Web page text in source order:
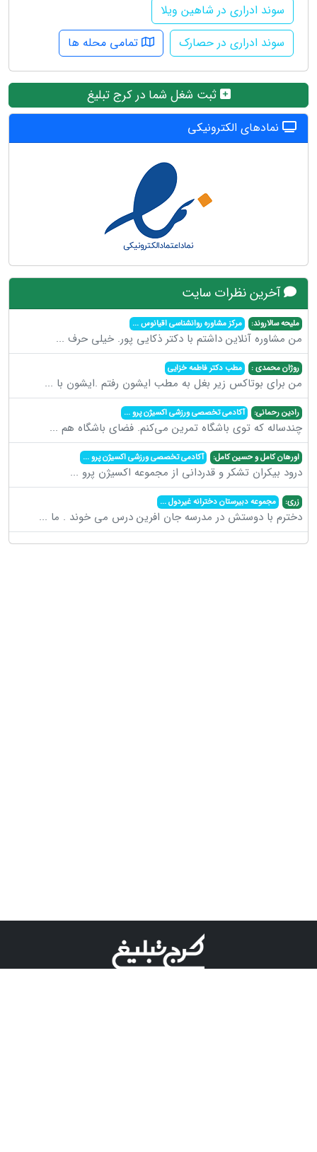
سوند ادراری در شاهین ویلا
سوند ادراری در حصارک
تمامی محله ها
ثبت شغل شما در کرج تبلیغ
نمادهای الکترونیکی
آخرین نظرات سایت
ملیحه سالاروند: مرکز مشاوره روانشناسی اقیانوس...
من مشاوره آنلاین داشتم با دکتر ذکایی پور. خیلی حرف ...
روژان محمدی : مطب دکتر فاطمه خزایی
من برای بوتاکس زیر بغل به مطب ایشون رفتم .ایشون با ...
رادین رحمانی: آکادمی تخصصی ورزشی اکسیژن پرو...
چندساله که توی باشگاه تمرین می‌کنم. فضای باشگاه هم ...
اورهان کامل و حسین کامل: آکادمی تخصصی ورزشی اکسیژن پرو...
درود بیکران تشکر و قدردانی از مجموعه اکسیژن پرو ...
زری: مجموعه دبیرستان دخترانه غیردول...
دخترم با دوستش در مدرسه جان افرین درس می خوند . ما ...